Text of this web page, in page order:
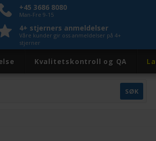
+45 3686 8080
Man-Fre 9-15
4+ stjerners anmeldelser
Våre kunder gir oss anmeldelser på 4+
stjerner
Kvalitetskontroll og QA